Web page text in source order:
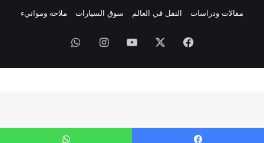
مقالات ودراسات
النقل في العالم سوق السيارات ملاحة وموانيء
فيسبوك ‫YouTubeانستقرام